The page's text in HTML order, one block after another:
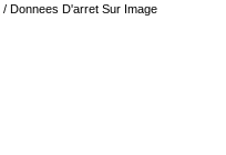
/ Donnees D'arret Sur Image